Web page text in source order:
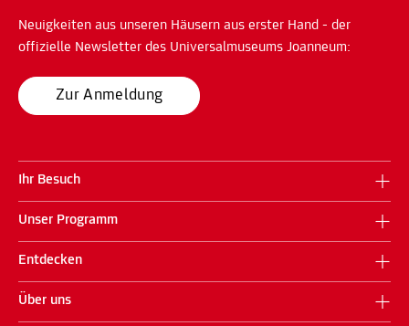
Neuigkeiten aus unseren Häusern aus erster Hand - der
offizielle Newsletter des Universalmuseums Joanneum:
Zur Anmeldung
Ihr Besuch
Unser Programm
Entdecken
Über uns